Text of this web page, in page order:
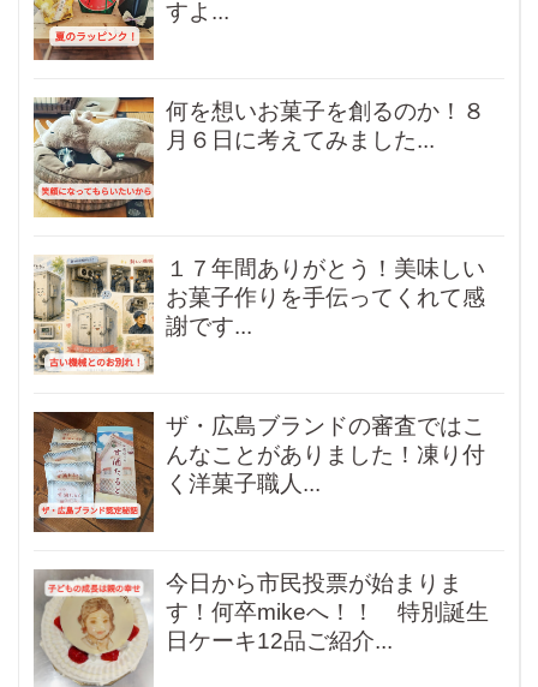
すよ...
何を想いお菓子を創るのか！８
月６日に考えてみました...
１７年間ありがとう！美味しい
お菓子作りを手伝ってくれて感
謝です...
ザ・広島ブランドの審査ではこ
んなことがありました！凍り付
く洋菓子職人...
今日から市民投票が始まりま
す！何卒mikeへ！！ 特別誕生
日ケーキ12品ご紹介...